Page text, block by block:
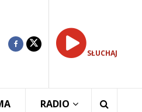
SŁUCHAJ
RADIO